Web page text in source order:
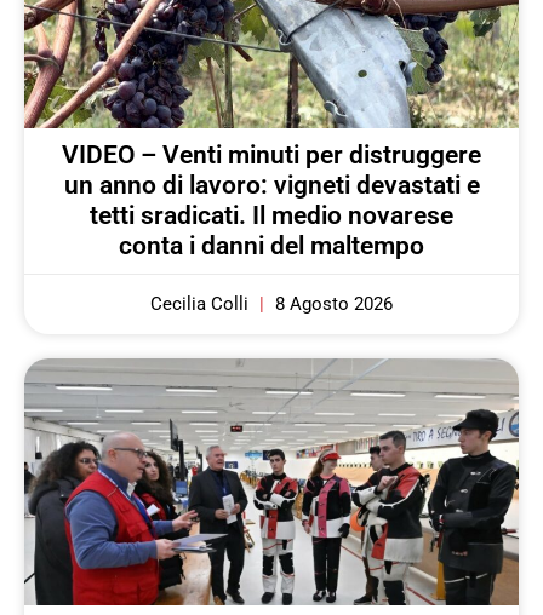
VIDEO – Venti minuti per distruggere
un anno di lavoro: vigneti devastati e
tetti sradicati. Il medio novarese
conta i danni del maltempo
Cecilia Colli 8 Agosto 2026